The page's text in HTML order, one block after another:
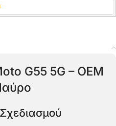
G55 5G – OEM